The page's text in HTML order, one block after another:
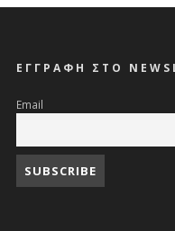
ΕΓΓΡΑΦΗ ΣΤΟ
Email